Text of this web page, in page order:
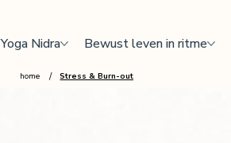
Yoga Nidra Bewust leven in ritme
home / Stress & Burn-out